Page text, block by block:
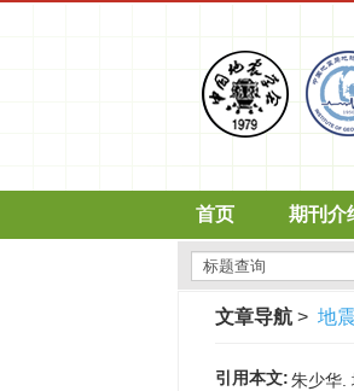
首页 期刊介
文章导航 > 地
引用本文:朱少华.